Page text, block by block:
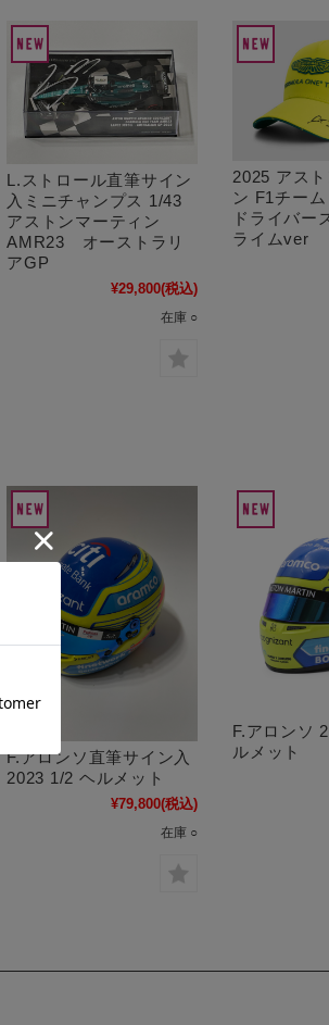
L.ストロール直筆サイン
入ミニチャンプス 1/43
アストンマーティン
AMR23 オーストラリ
アGP
¥29,800(税込)
在庫 ○
2025 アス
ン F1チー
ドライバー
ライムver
F.アロンソ直筆サイン入
2023 1/2 ヘルメット
¥79,800(税込)
在庫 ○
F.アロンソ
ルメット